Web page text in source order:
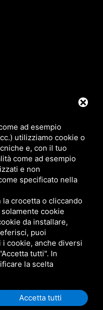
RECAPTCHA V3,PRIVACY POLICY
DI GOOGLE.
ad esempio
utilizziamo cookie o
e, con il tuo
come ad esempio
e non
specificato nella
crocetta o cliccando
cookie
da installare,
puoi
cookie, anche diversi
tutti". In
la scelta
Accetta tutti